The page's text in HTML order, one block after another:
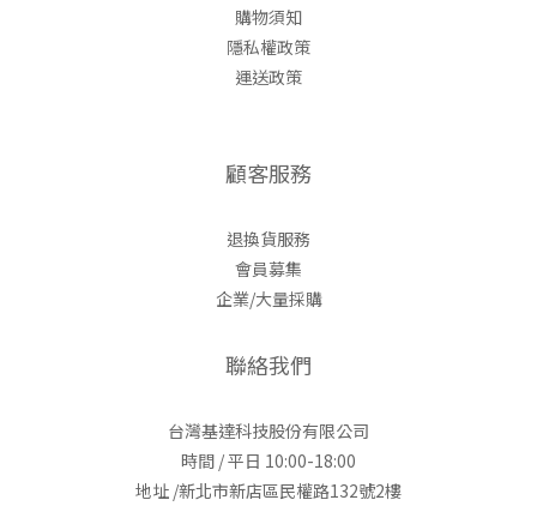
購物須知
隱私權政策
運送政策
顧客服務
退換貨服務
會員募集
企業/大量採購
聯絡我們
台灣基達科技股份有限公司
時間 / 平日 10:00-18:00
地址 /新北市新店區民權路132號2樓